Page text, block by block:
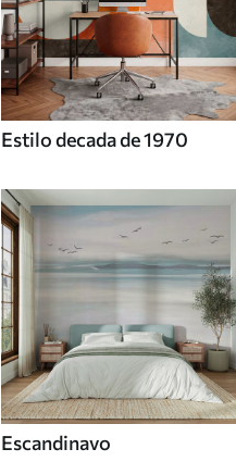
Estilo decada de 1970
Escandinavo